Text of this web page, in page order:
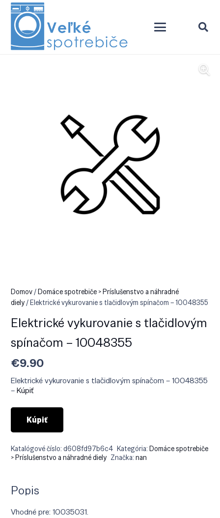
Domov/Domáce spotrebiče > Príslušenstvo a náhradné
diely/ Elektrické vykurovanie s tlačidlovým spínačom – 10048355
Elektrické vykurovanie s tlačidlovým
spínačom – 10048355
€9.90
Elektrické vykurovanie s tlačidlovým spínačom – 10048355
–Kúpiť
Kúpiť
Katalógové číslo:d608fd97b6c4 Kategória:Domáce spotrebiče
> Príslušenstvo a náhradné diely Značka:nan
Popis
Vhodné pre: 10035031.